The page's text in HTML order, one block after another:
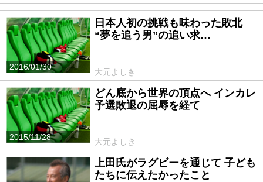
2016/01/30
日本人初の挑戦も味わった敗北
“夢を追う男”の追い求…
大元よしき
2015/11/28
どん底から世界の頂点へ インカレ
予選敗退の屈辱を経て
大元よしき
上田氏がラグビーを通じて 子ども
たちに伝えたかったこと